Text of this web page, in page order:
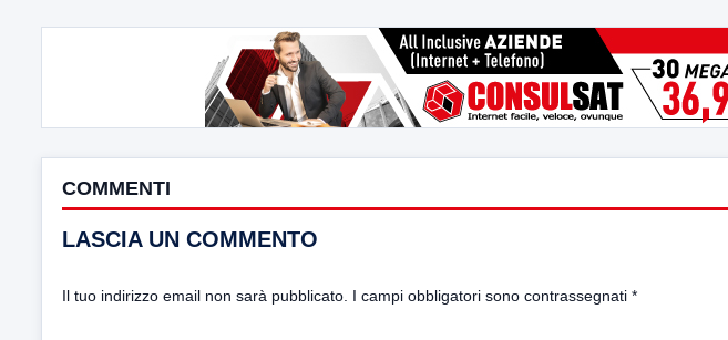
COMMENTI
LASCIA UN COMMENTO
Il tuo indirizzo email non sarà pubblicato. I campi obbligatori sono contrassegnati *